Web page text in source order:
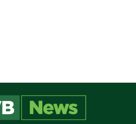
cookies para melhorar sua
serviços personalizados. Ao